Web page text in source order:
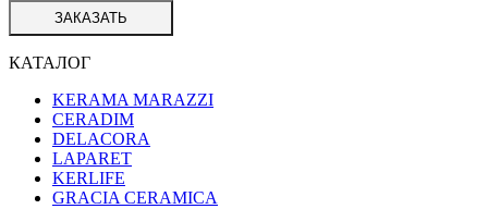
ЗАКАЗАТЬ
КАТАЛОГ
KERAMA MARAZZI
CERADIM
DELACORA
LAPARET
KERLIFE
GRACIA CERAMICA